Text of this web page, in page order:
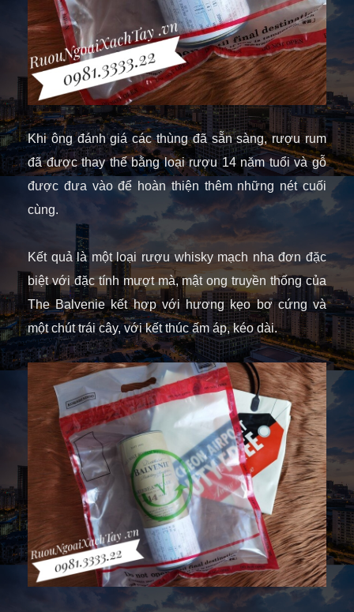
Khi ông đánh giá các thùng đã sẵn sàng, rượu rum
đã được thay thế bằng loại rượu 14 năm tuổi và gỗ
được đưa vào để hoàn thiện thêm những nét cuối
cùng.
Kết quả là một loại rượu whisky mạch nha đơn đặc
biệt với đặc tính mượt mà, mật ong truyền thống của
The Balvenie kết hợp với hương kẹo bơ cứng và
một chút trái cây, với kết thúc ấm áp, kéo dài.